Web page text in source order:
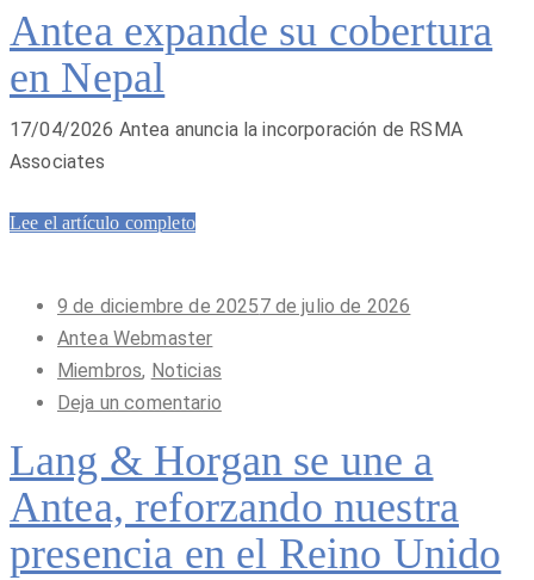
Antea expande su cobertura
en Nepal
17/04/2026 Antea anuncia la incorporación de RSMA
Associates
Lee el artículo completo
Publicado
en
9 de diciembre de 20257 de julio de 2026
Antea Webmaster
Miembros, Noticias
Deja un comentario
Lang & Horgan se une a
Antea, reforzando nuestra
presencia en el Reino Unido